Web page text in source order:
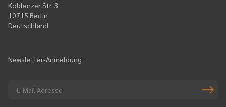
Koblenzer Str. 3
10715 Berlin
Deutschland
Newsletter-Anmeldung